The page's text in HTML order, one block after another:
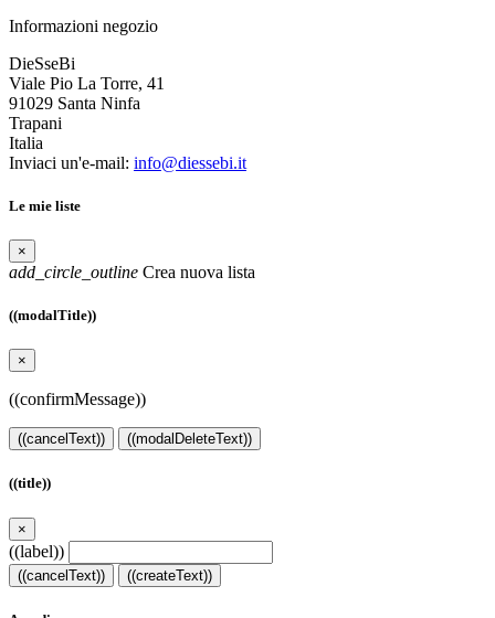
Informazioni negozio
DieSseBi
Viale Pio La Torre, 41
91029 Santa Ninfa
Trapani
Italia
Inviaci un'e-mail: info@diessebi.it
Le mie liste
×
add_circle_outline Crea nuova lista
((modalTitle))
×
((confirmMessage))
((cancelText)) ((modalDeleteText))
((title))
×
((label))
((cancelText)) ((createText))